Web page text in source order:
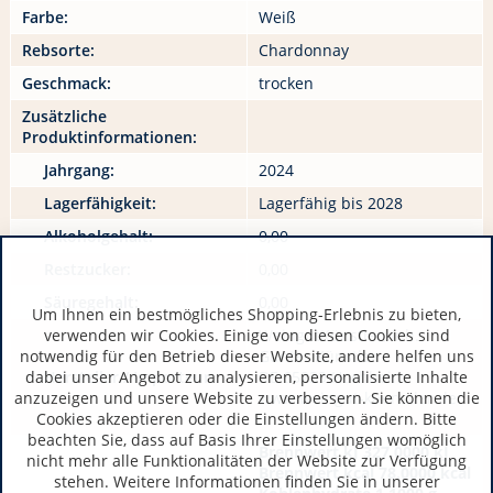
Farbe:
Weiß
Rebsorte:
Chardonnay
Geschmack:
trocken
Zusätzliche
Produktinformationen:
Jahrgang:
2024
Lagerfähigkeit:
Lagerfähig bis 2028
Alkoholgehalt:
0,00
Hersteller / Importeur:
WeingutKünstler, Inh.
Gunter Künstler
DE 65239 Hochheim
www.weingut-kuenstler.de
Brennwert kJ 327,0000 kJ
Brennwert kcal 78,0000 kcal
Um Ihnen ein bestmögliches Shopping-Erlebnis zu bieten,
verwenden wir Cookies. Einige von diesen Cookies sind
notwendig für den Betrieb dieser Website, andere helfen uns
dabei unser Angebot zu analysieren, personalisierte Inhalte
anzuzeigen und unsere Website zu verbessern. Sie können die
Cookies akzeptieren oder die Einstellungen ändern. Bitte
beachten Sie, dass auf Basis Ihrer Einstellungen womöglich
nicht mehr alle Funktionalitäten der Website zur Verfügung
stehen. Weitere Informationen finden Sie in unserer